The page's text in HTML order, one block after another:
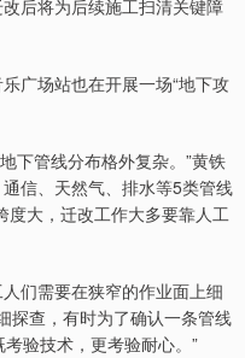
后将为后续施工扫清关键障
广场站也在开展一场“地下攻
下管线分布格外复杂。”黄铁
信、天然气、排水等5类管线
度大，迁改工作大多要靠人工
们需要在狭窄的作业面上细
探查，有时为了确认一条管线
验技术，更考验耐心。”